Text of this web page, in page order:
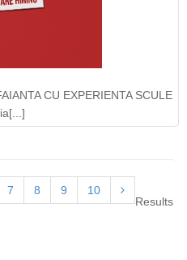
CU EXPERIENTA SCULE
7 8 9 10
Results